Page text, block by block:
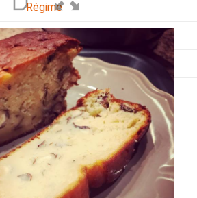
Régime
Sans gluten
Sans lactose
Sans sel
et accompagnements
Végétarien
Viandes